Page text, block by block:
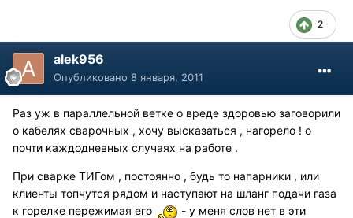
2
alek956
Опубликовано 8 января, 2011
Раз уж в параллельной ветке о вреде здоровью заговорили
о кабелях сварочных , хочу высказаться , нагорело ! о
почти каждодневных случаях на работе .
При сварке ТИГом , постоянно , будь то напарники , или
клиенты топчутся рядом и наступают на шланг подачи газа
к горелке пережимая его
- у меня слов нет в эти